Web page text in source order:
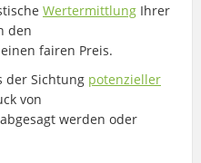
WertermittlungIhrer
den
fairen Preis.
der Sichtung potenzieller
von
werden oder